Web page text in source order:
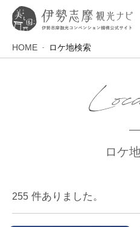
HOME ロケ地検索
ロケ
255 件ありました。